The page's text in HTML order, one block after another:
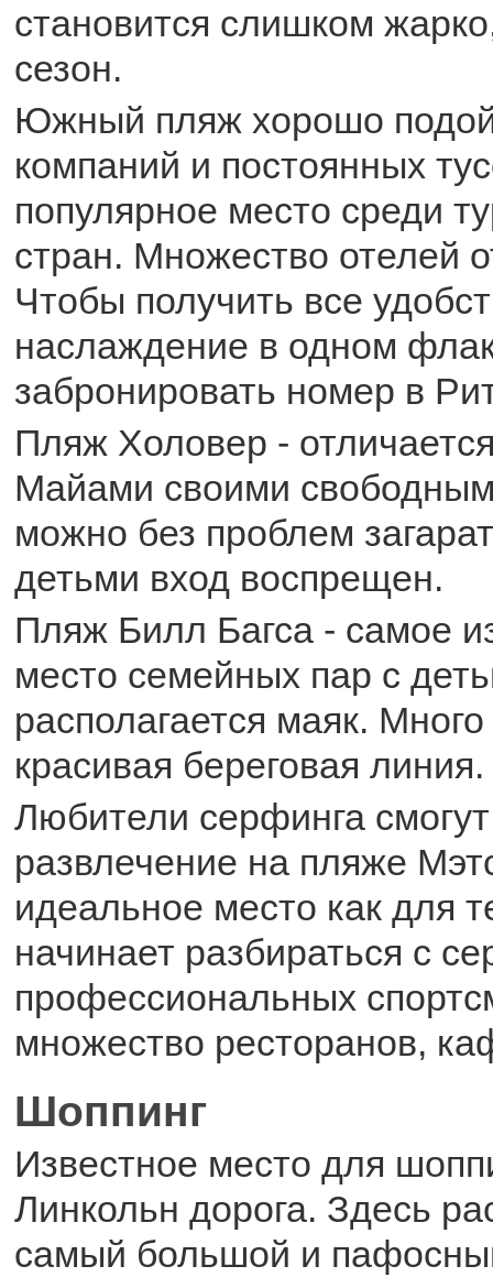
становится слишком
сезон.
Южный пляж хорошо
компаний и постоянных
популярное место среди
стран. Множество отелей
Чтобы получить все
наслаждение в одном
забронировать номер в
Пляж Холовер -
Майами своими
можно без проблем
детьми вход воспрещен.
Пляж Билл Багса - самое
место семейных пар с
располагается маяк.
красивая береговая линия.
Любители серфинга
развлечение на пляже
идеальное место как для
начинает разбираться с
профессиональных
множество ресторанов,
Шоппинг
Известное место для
Линкольн дорога. Здесь
самый большой и